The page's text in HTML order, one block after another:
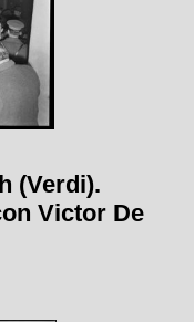
(Verdi).
Victor De